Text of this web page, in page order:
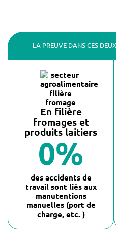
LA PREUVE DANS CES
En filière
fromages et
produits laitiers
0%
des accidents de
travail sont liés aux
manutentions
manuelles (port de
charge, etc. )